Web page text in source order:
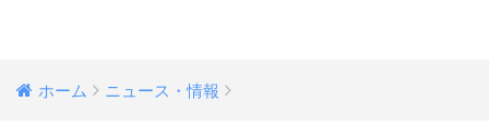
ホーム ニュース・情報